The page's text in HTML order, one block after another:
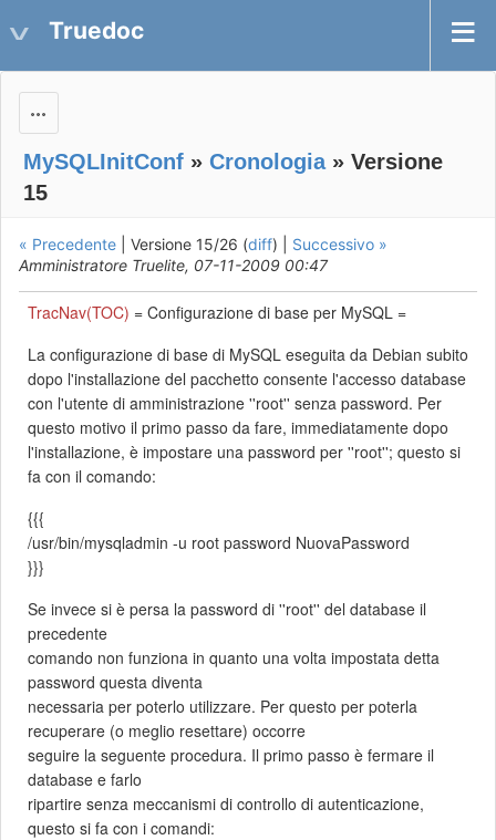
Truedoc
MySQLInitConf » Cronologia» Versione
15
« Precedente | Versione 15/26 (diff) | Successivo »
Amministratore Truelite, 07-11-2009 00:47
TracNav(TOC) = Configurazione di base per MySQL =
La configurazione di base di MySQL eseguita da Debian subito
dopo l'installazione del pacchetto consente l'accesso database
con l'utente di amministrazione ''root'' senza password. Per
questo motivo il primo passo da fare, immediatamente dopo
l'installazione, è impostare una password per ''root''; questo si
fa con il comando:
{{{
/usr/bin/mysqladmin -u root password NuovaPassword
}}}
Se invece si è persa la password di ''root'' del database il
precedente
comando non funziona in quanto una volta impostata detta
password questa diventa
necessaria per poterlo utilizzare. Per questo per poterla
recuperare (o meglio resettare) occorre
seguire la seguente procedura. Il primo passo è fermare il
database e farlo
ripartire senza meccanismi di controllo di autenticazione,
questo si fa con i comandi: